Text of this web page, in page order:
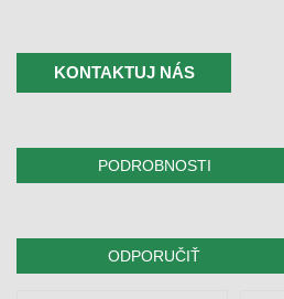
KONTAKTUJ NÁS
PODROBNOSTI
ODPORUČIŤ